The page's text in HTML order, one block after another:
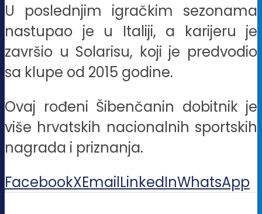
U poslednjim igračkim sezonama
nastupao je u Italiji, a karijeru je
završio u Solarisu, koji je predvodio
sa klupe od 2015 godine.
Ovaj rođeni Šibenčanin dobitnik je
više hrvatskih nacionalnih sportskih
nagrada i priznanja.
FacebookXEmailLinkedInWhatsApp